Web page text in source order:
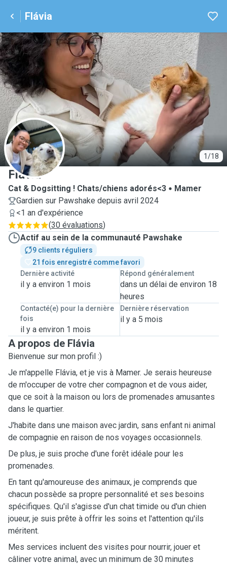
Flávia
1/18
F
Flávia
Cat & Dogsitting ! Chats/chiens adorés<3
Mamer
Gardien sur Pawshake depuis avril 2024
<1 an d'expérience
(30 évaluations)
Actif au sein de la communauté Pawshake
9 clients réguliers
21 fois enregistré comme favori
Dernière activité
il y a environ 1 mois
Répond généralement
dans un délai de environ 18
heures
Contacté(e) pour la dernière
fois
il y a environ 1 mois
Dernière réservation
il y a 5 mois
A propos de Flávia
Bienvenue sur mon profil :)
Je m'appelle Flávia, et je vis à Mamer. Je serais heureuse
de m'occuper de votre cher compagnon et de vous aider,
que ce soit à la maison ou lors de promenades amusantes
dans le quartier.
J'habite dans une maison avec jardin, sans enfant ni animal
de compagnie en raison de nos voyages occasionnels.
De plus, je suis proche d'une forêt idéale pour les
promenades.
En tant qu'amoureuse des animaux, je comprends que
chacun possède sa propre personnalité et ses besoins
spécifiques. Qu'il s'agisse d'un chat timide ou d'un chien
joueur, je suis prête à offrir les soins et l'attention qu'ils
méritent.
Mes services incluent des visites pour nourrir, jouer et
câliner votre animal, avec un minimum de 30 minutes